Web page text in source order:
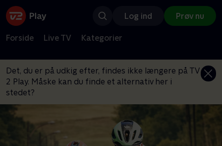
Log ind Prøv nu
Forside Live TV Kategorier
Det, du er på udkig efter, findes ikke længere på TV
2 Play. Måske kan du finde et alternativ her i
stedet?